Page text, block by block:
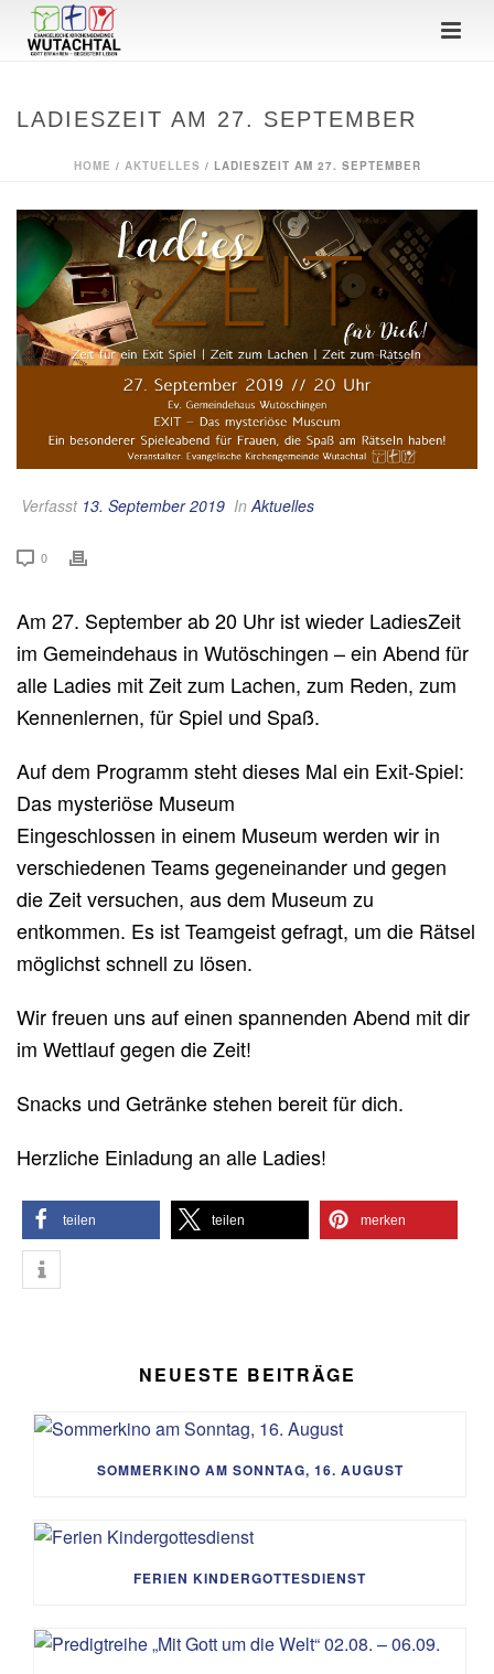
LADIESZEIT AM 27. SEPTEMBER
HOME / AKTUELLES / LADIESZEIT AM 27. SEPTEMBER
Verfasst 13. September 2019 InAktuelles
0
Am 27. September ab 20 Uhr ist wieder LadiesZeit
im Gemeindehaus in Wutöschingen – ein Abend für
alle Ladies mit Zeit zum Lachen, zum Reden, zum
Kennenlernen, für Spiel und Spaß.
Auf dem Programm steht dieses Mal ein Exit-Spiel:
Das mysteriöse Museum
Eingeschlossen in einem Museum werden wir in
verschiedenen Teams gegeneinander und gegen
die Zeit versuchen, aus dem Museum zu
entkommen. Es ist Teamgeist gefragt, um die Rätsel
möglichst schnell zu lösen.
Wir freuen uns auf einen spannenden Abend mit dir
im Wettlauf gegen die Zeit!
Snacks und Getränke stehen bereit für dich.
Herzliche Einladung an alle Ladies!
teilen teilen merken
NEUESTE BEITRÄGE
SOMMERKINO AM SONNTAG, 16. AUGUST
FERIEN KINDERGOTTESDIENST